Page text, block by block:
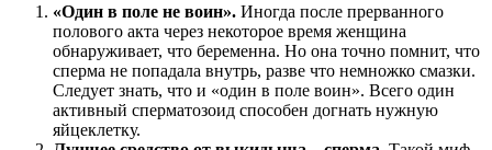
«Один в поле не воин». Иногда после прерванного
полового акта через некоторое время женщина
обнаруживает, что беременна. Но она точно помнит, что
сперма не попадала внутрь, разве что немножко смазки.
Следует знать, что и «один в поле воин». Всего один
активный сперматозоид способен догнать нужную
яйцеклетку.